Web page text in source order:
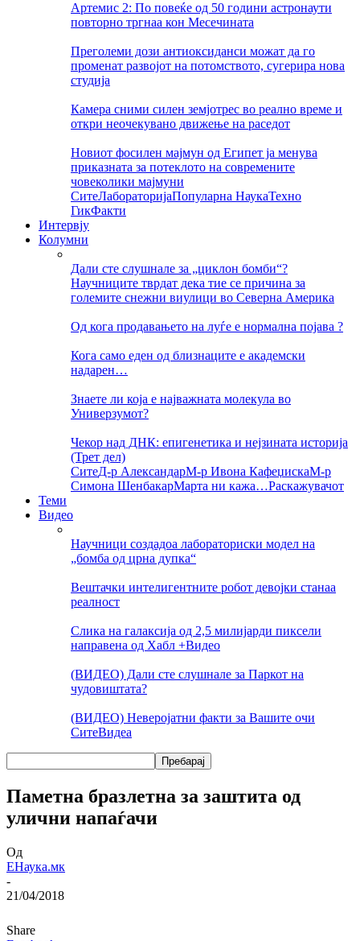
Артемис 2: По повеќе од 50 години астронаути
повторно тргнаа кон Месечината
Преголеми дози антиоксиданси можат да го
променат развојот на потомството, сугерира нова
студија
Камера сними силен земјотрес во реално време и
откри неочекувано движење на раседот
Новиот фосилен мајмун од Египет ја менува
приказната за потеклото на современите
човеколики мајмуни
СитеЛабораторијаПопуларна НаукаТехно
ГикФакти
Интервју
Колумни
Дали сте слушнале за „циклон бомби“?
Научниците тврдат дека тие се причина за
големите снежни виулици во Северна Америка
Од кога продавањето на луѓе е нормална појава ?
Кога само еден од близнаците е академски
надарен…
Знаете ли која е најважната молекула во
Универзумот?
Чекор над ДНК: епигенетика и нејзината историја
(Трет дел)
СитеД-р АлександарМ-р Ивона КафеџискаМ-р
Симона ШенбакарМарта ни кажа…Раскажувачот
Теми
Видео
Научници создадоа лабораториски модел на
„бомба од црна дупка“
Вештачки интелигентните робот девојки станаа
реалност
Слика на галаксија од 2,5 милијарди пиксели
направена од Хабл +Видео
(ВИДЕО) Дали сте слушнале за Паркот на
чудовиштата?
(ВИДЕО) Неверојатни факти за Вашите очи
СитеВидеа
Паметна бразлетна за заштита од
улични напаѓачи
Од
ЕНаука.мк
-
21/04/2018
Share